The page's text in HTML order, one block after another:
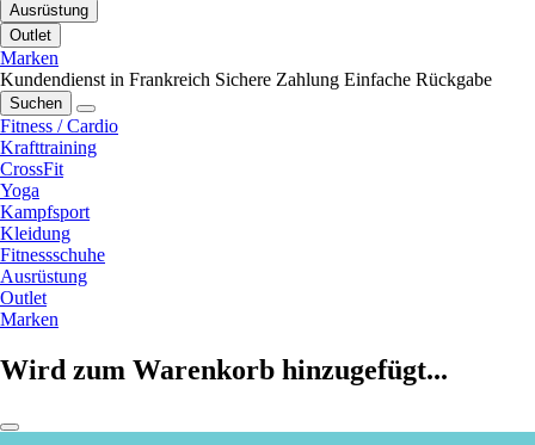
Ausrüstung
Outlet
Marken
Kundendienst in Frankreich Sichere Zahlung Einfache Rückgabe
Suchen
Fitness / Cardio
Krafttraining
CrossFit
Yoga
Kampfsport
Kleidung
Fitnessschuhe
Ausrüstung
Outlet
Marken
Wird zum Warenkorb hinzugefügt...